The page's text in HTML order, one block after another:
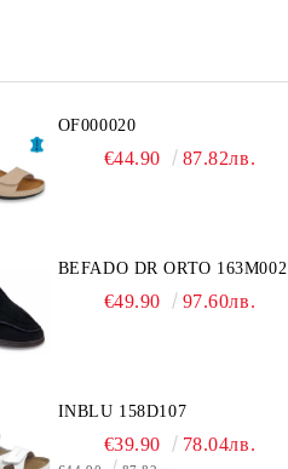
OF000020
€44.90 87.82лв.
BEFADO DR ORTO 163M002
€49.90 97.60лв.
INBLU 158D107
€39.90 78.04лв.